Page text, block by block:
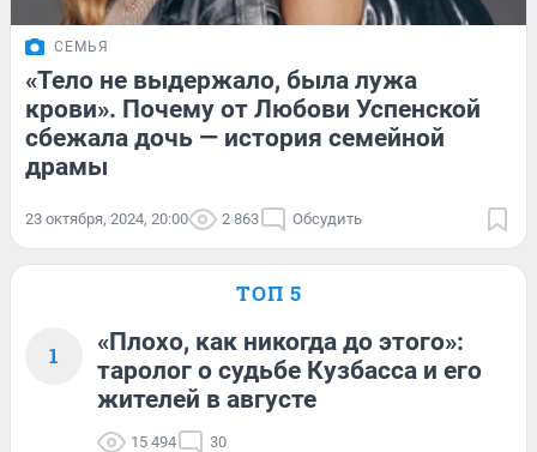
СЕМЬЯ
«Тело не выдержало, была лужа
крови». Почему от Любови Успенской
сбежала дочь — история семейной
драмы
23 октября, 2024, 20:00 2 863 Обсудить
ТОП 5
1
«Плохо, как никогда до этого»:
таролог о судьбе Кузбасса и его
жителей в августе
15 494 30